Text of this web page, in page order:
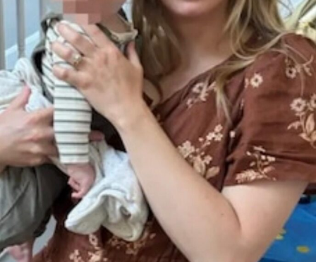
Un adiós nostálgico
En lo que sería su última aparición en redes sociales,
Kilmer recordó con cariño su papel como Batman en la
película deJoel Schumacherde 1995. Este video,
compartido en su cuenta de Instagram, mostró al actor
volviendo a portar la emblemática máscara del hombre
murciélago en lo que parece ser el cuarto de un hospital
psiquiátrico.
“Ha pasado un tiempo”, dice Kilmer con una voz
evidentemente deteriorada por el cáncer.
El actor también mostró varias pinturas de Batman y
algunos clips inspiradores que reiteran el símbolo de